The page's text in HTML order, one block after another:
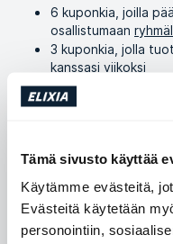
Tämä sivusto käyttää
Käytämme evästeitä,
Evästeitä käytetään
personointiin,
6 kuponkia, joilla
osallistumaan
3 kuponkia, jolla
kanssasi viikoksi
2 kuponkia, joilla
kertaostoksesta*
Jäsenyyden kesto 1 825
treeniä.
Huom! Jos osallistunut
peräkkäin, lasketaan se